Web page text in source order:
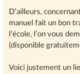
D’ailleurs,
manuel fait un bon
l’école, l’on vous
(disponible
Voici justement un